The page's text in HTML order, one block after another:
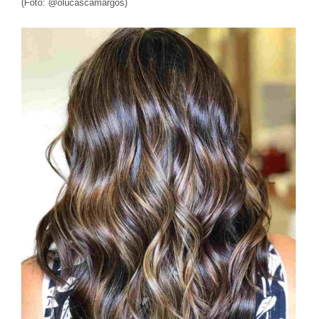
(Foto: @olucascamargos)